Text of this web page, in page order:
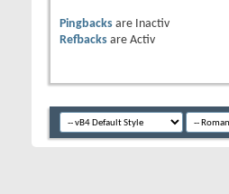
Pingbacks are
Inactiv
Refbacks are Activ